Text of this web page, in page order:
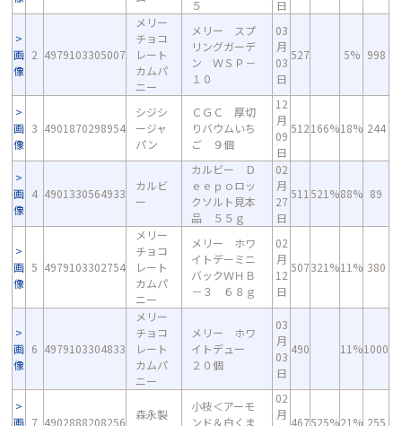
５
日
画
像
2 4979103305007
メリー
チョコ
レート
カムパ
ニー
メリー スプ
リングガーデ
ン ＷＳＰ－
１０
03
月
03
日
527 5% 998
画
像
3 4901870298954
シジシ
ージャ
パン
ＣＧＣ 厚切
りバウムいち
ご ９個
12
月
09
日
512166%18% 244
画
像
4 4901330564933
カルビ
ー
カルビー Ｄ
ｅｅｐｏロッ
クソルト見本
品 ５５ｇ
02
月
27
日
511 521%88% 89
画
像
5 4979103302754
メリー
チョコ
レート
カムパ
ニー
メリー ホワ
イトデーミニ
バックＷＨＢ
－３ ６８ｇ
02
月
12
日
507321%11% 380
画
像
6 4979103304833
メリー
チョコ
レート
カムパ
ニー
メリー ホワ
イトデュー
２０個
03
月
03
日
490 11%1000
画 7 4902888208256
森永製
小枝＜アーモ
ンド＆白くま
02
月
467525%21% 255